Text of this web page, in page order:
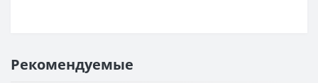
Рекомендуемые